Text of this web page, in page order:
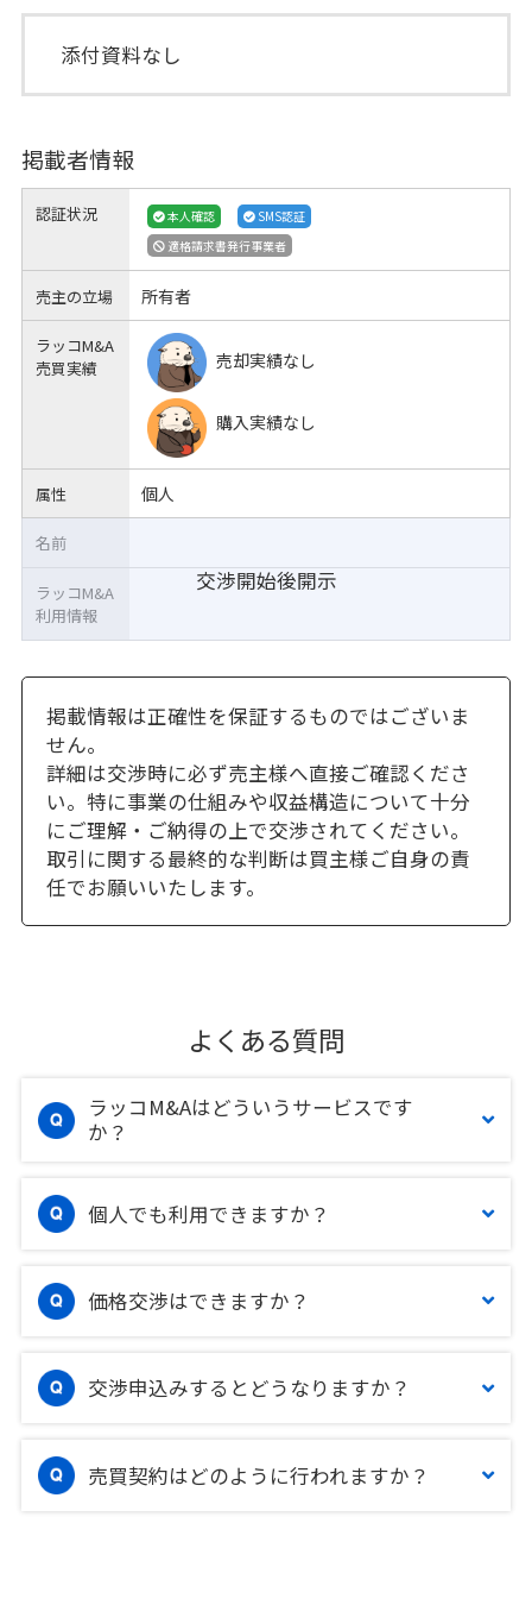
添付資料なし
掲載者情報
認証状況 本人確認
SMS認証
適格請求書発行事業者
売主の立場 所有者
ラッコM&A
売買実績
売却実績なし
購入実績なし
属性 個人
交渉開始後開示
名前
ラッコM&A
利用情報
掲載情報は正確性を保証するものではございま
せん。
詳細は交渉時に必ず売主様へ直接ご確認くださ
い。特に事業の仕組みや収益構造について十分
にご理解・ご納得の上で交渉されてください。
取引に関する最終的な判断は買主様ご自身の責
任でお願いいたします。
よくある質問
ラッコM&Aはどういうサービスです
か？
個人でも利用できますか？
価格交渉はできますか？
交渉申込みするとどうなりますか？
売買契約はどのように行われますか？